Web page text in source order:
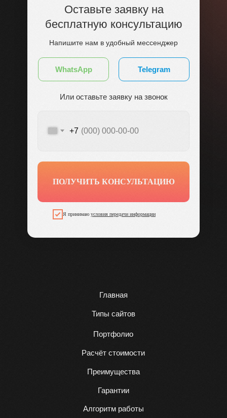
Оставьте заявку на
бесплатную консультацию
Напишите нам в удобный мессенджер
Telegram
Или оставьте заявку на звонок
WhatsApp
Я принимаю условия передачи информации
+7
ПОЛУЧИТЬ КОНСУЛЬТАЦИЮ
Типы сайтов
Портфолио
Расчёт стоимости
Преимущества
Гарантии
Главная
Алгоритм работы